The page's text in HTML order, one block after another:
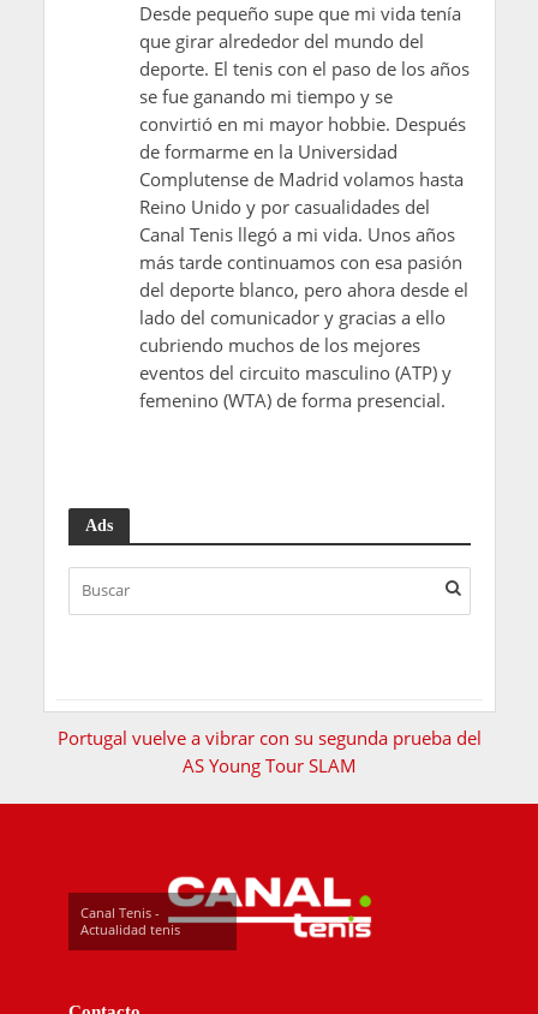
Desde pequeño supe que mi vida tenía
que girar alrededor del mundo del
deporte. El tenis con el paso de los años
se fue ganando mi tiempo y se
convirtió en mi mayor hobbie. Después
de formarme en la Universidad
Complutense de Madrid volamos hasta
Reino Unido y por casualidades del
Canal Tenis llegó a mi vida. Unos años
más tarde continuamos con esa pasión
del deporte blanco, pero ahora desde el
lado del comunicador y gracias a ello
cubriendo muchos de los mejores
eventos del circuito masculino (ATP) y
femenino (WTA) de forma presencial.
Ads
Portugal vuelve a vibrar con su segunda prueba del
AS Young Tour SLAM
Canal Tenis -
Actualidad tenis